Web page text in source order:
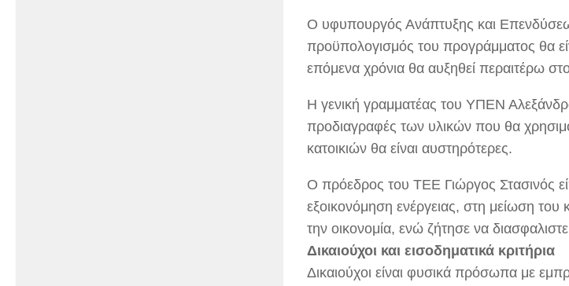
Ο υφυπουργός Ανάπτυξης και
προϋπολογισμός του προγράμματος θα
επόμενα χρόνια θα αυξηθεί περαιτέρω
Η γενική γραμματέας του ΥΠΕΝ
προδιαγραφές των υλικών που θα
κατοικιών θα είναι αυστηρότερες.
Ο πρόεδρος του ΤΕΕ Γιώργος Στασινός
εξοικονόμηση ενέργειας, στη μείωση του
την οικονομία, ενώ ζήτησε να
Δικαιούχοι και εισοδηματικά κριτήρια
Δικαιούχοι είναι φυσικά πρόσωπα με